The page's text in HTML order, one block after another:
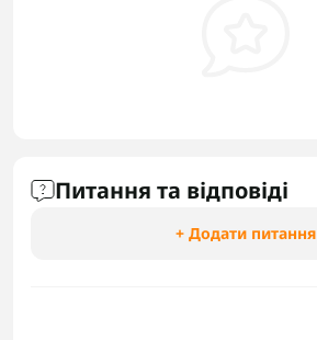
Питання та відповіді
+ Додати питання